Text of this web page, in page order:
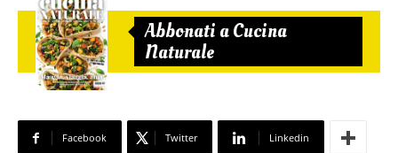
Abbonati a Cucina
Naturale
Facebook Twitter Linkedin